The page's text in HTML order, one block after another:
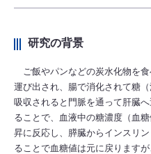
研究の背景
ご飯やパンなどの炭水化物を
運び出され、腸で消化されて糖
吸収されると門脈を通って肝臓
ることで、血液中の糖濃度（血
昇に反応し、膵臓からインスリ
ることで血糖値は元に戻ります